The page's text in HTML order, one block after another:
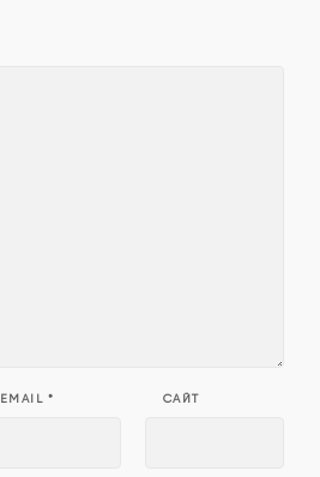
EMAIL* САЙТ